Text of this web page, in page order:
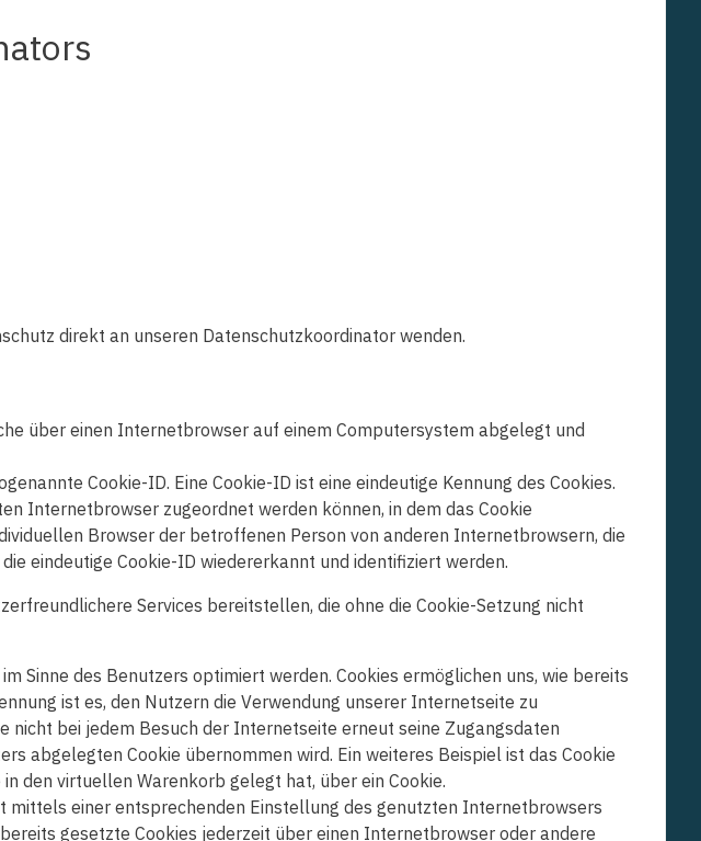
direkt an unseren Datenschutzkoordinator wenden.
über einen Internetbrowser auf einem Computersystem abgelegt und
Cookie-ID. Eine Cookie-ID ist eine eindeutige Kennung des Cookies.
Internetbrowser zugeordnet werden können, in dem das Cookie
Browser der betroffenen Person von anderen Internetbrowsern, die
eindeutige Cookie-ID wiedererkannt und identifiziert werden.
Services bereitstellen, die ohne die Cookie-Setzung nicht
Sinne des Benutzers optimiert werden. Cookies ermöglichen uns, wie bereits
ist es, den Nutzern die Verwendung unserer Internetseite zu
bei jedem Besuch der Internetseite erneut seine Zugangsdaten
abgelegten Cookie übernommen wird. Ein weiteres Beispiel ist das Cookie
den virtuellen Warenkorb gelegt hat, über ein Cookie.
mittels einer entsprechenden Einstellung des genutzten Internetbrowsers
gesetzte Cookies jederzeit über einen Internetbrowser oder andere